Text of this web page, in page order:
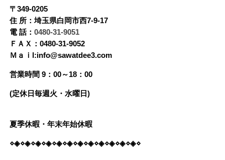
〒349-0205
住 所：埼玉県白岡市西7-9-17
電 話： 0480-31-9051
ＦＡＸ：0480-31-9052
Ｍａｉl:info@sawatdee3.com
営業時間 9：00～18：00
(定休日毎週火・水曜日)
夏季休暇・年末年始休暇
⋄◈⋄◈⋄◈⋄◈⋄◈⋄◈⋄◈⋄◈⋄◈⋄◈⋄◈⋄◈⋄